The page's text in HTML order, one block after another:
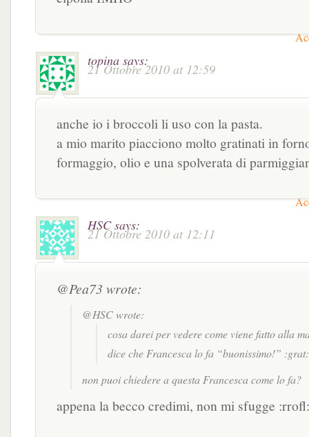
topina says:
21 Ottobre 2010 at 12:59
anche io i broccoli li uso con la pasta.
a mio marito piacciono molto gratinati in
formaggio, olio e una spolverata di
HSC says:
21 Ottobre 2010 at 12:11
@Pea73 wrote:
@HSC wrote:
cosa darei per vedere come viene fatto alla
dice che Francesca lo fa “buonissimo!” :grat:
non puoi chiedere a questa Francesca come lo fa?
appena la becco credimi, non mi sfugge :rrofl: